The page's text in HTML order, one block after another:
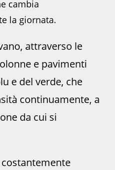
cambia
la giornata.
attraverso le
e pavimenti
e del verde, che
continuamente, a
da cui si